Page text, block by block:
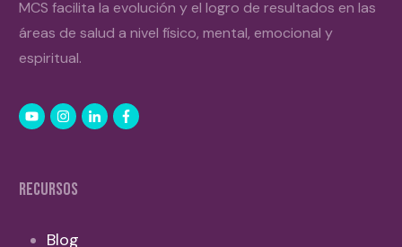
MCS facilita la evolución y el logro de resultados en las
áreas de salud a nivel físico, mental, emocional y
espiritual.
RECURSOS
Blog